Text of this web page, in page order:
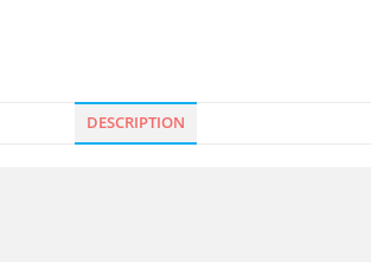
DESCRIPTION